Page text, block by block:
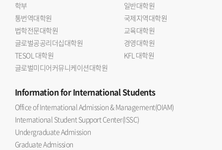
학부
일반대학원
통번역대학원
국제지역대학원
법학전문대학원
교육대학원
글로벌공공리더십대학원
경영대학원
TESOL 대학원
KFL 대학원
글로벌미디어커뮤니케이션대학원
Informationfor International Students
Office of International Admission & Management(OIAM)
International Student Support Center(ISSC)
Undergraduate Admission
Graduate Admission